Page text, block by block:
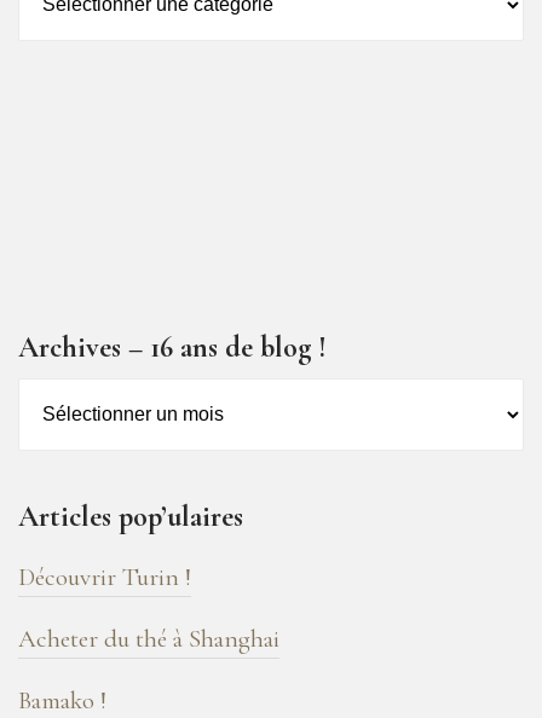
des
Archives – 16 ans de blog !
de
blog
!
Articles pop’ulaires
Découvrir Turin !
Acheter du thé à Shanghai
Bamako !